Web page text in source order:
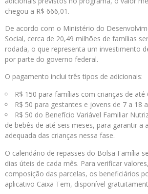
chegou a R$ 666,01.
De acordo com o Ministério do
Social, cerca de 20,49 milhões de famílias
rodada, o que representa um investimento
por parte do governo federal.
O pagamento inclui três tipos de adicionais:
R$ 150 para famílias com crianças de até
R$ 50 para gestantes e jovens de 7 a 18
R$ 50 do Benefício Variável Familiar
de bebês de até seis meses, para garantir a
adequada das crianças nessa fase.
O calendário de repasses do Bolsa Família
dias úteis de cada mês. Para verificar
composição das parcelas, os beneficiários
aplicativo Caixa Tem, disponível